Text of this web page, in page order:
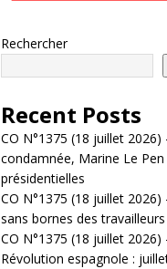
Rechercher
Recent Posts
CO N°1375 (18 juillet
condamnée, Marine Le
présidentielles
CO N°1375 (18 juillet
sans bornes des travailleurs
CO N°1375 (18 juillet 2026)
Révolution espagnole :